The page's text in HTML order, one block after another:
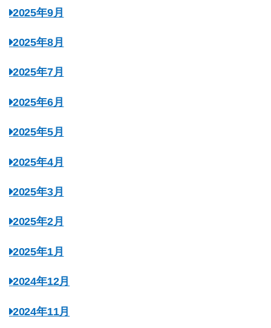
2025年9月
2025年8月
2025年7月
2025年6月
2025年5月
2025年4月
2025年3月
2025年2月
2025年1月
2024年12月
2024年11月